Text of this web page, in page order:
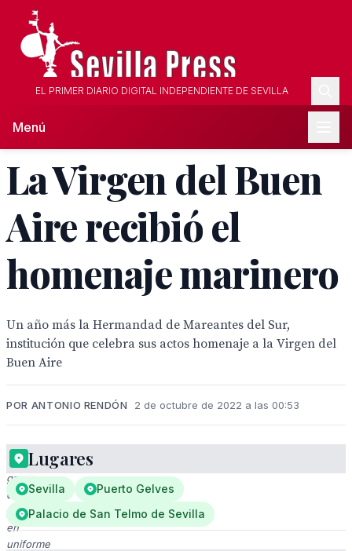
EL PRIMER DIARIO DIGITAL INDEPENDIENTE DE SEVILLA
Menú
La Virgen del Buen
Aire recibió el
homenaje marinero
Un año más la Hermandad de Mareantes del Sur,
institución que celebra sus actos homenaje a la Virgen del
Buen Aire
POR ANTONIO RENDÓN 2 de octubre de 2022 a las 00:53
Un
grupo
de
personas
en
uniforme
Lugares
Sevilla
Puerto Gelves
Palacio de San Telmo de Sevilla